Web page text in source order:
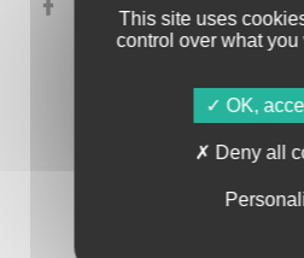
This site uses
control over what you
OK,
Deny all